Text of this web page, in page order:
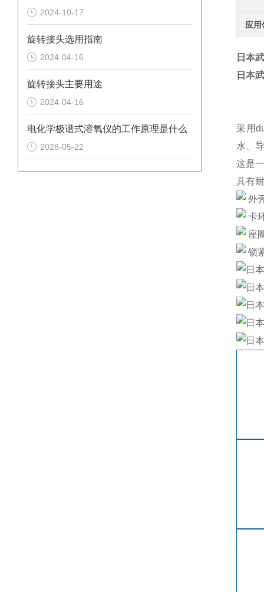
2024-10-17
旋转接头选用指南
2024-04-16
旋转接头主要用途
2024-04-16
电化学极谱式溶氧仪的工作原理是什么
2026-05-22
应用
日本
日本
采用
水、
这是
具有
外
卡
座
锁